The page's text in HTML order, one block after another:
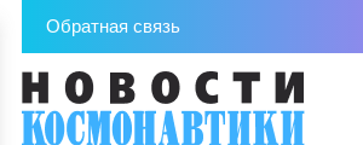
Обратная связь